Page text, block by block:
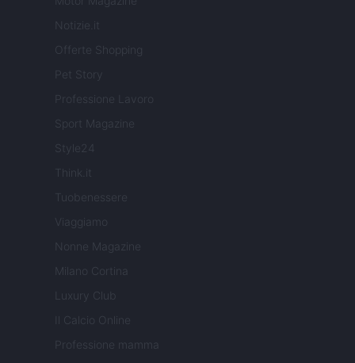
Notizie.it
Offerte Shopping
Pet Story
Professione Lavoro
Sport Magazine
Style24
Think.it
Tuobenessere
Viaggiamo
Nonne Magazine
Milano Cortina
Luxury Club
Il Calcio Online
Professione mamma